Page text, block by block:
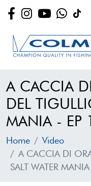
A CACCIA
DEL
MANIA - EP
Home
Video
A CACCIA DI
SALT WATER